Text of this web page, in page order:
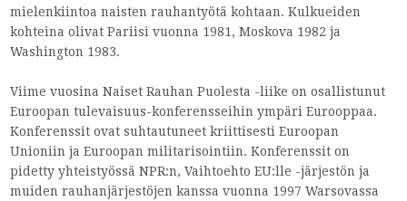
mielenkiintoa naisten rauhantyötä kohtaan. Kulkueiden
kohteina olivat Pariisi vuonna 1981, Moskova 1982 ja
Washington 1983.
Viime vuosina Naiset Rauhan Puolesta -liike on osallistunut
Euroopan tulevaisuus-konferensseihin ympäri Eurooppaa.
Konferenssit ovat suhtautuneet kriittisesti Euroopan
Unioniin ja Euroopan militarisointiin. Konferenssit on
pidetty yhteistyössä NPR:n, Vaihtoehto EU:lle -järjestön ja
muiden rauhanjärjestöjen kanssa vuonna 1997 Warsovassa